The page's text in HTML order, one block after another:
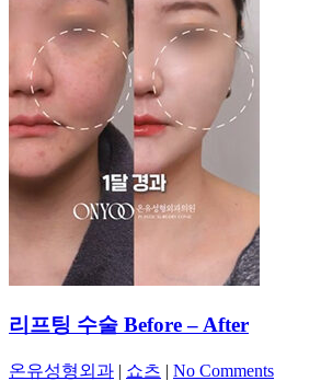
리프팅 수술 Before – After
온유성형외과 | 쇼츠 | No Comments